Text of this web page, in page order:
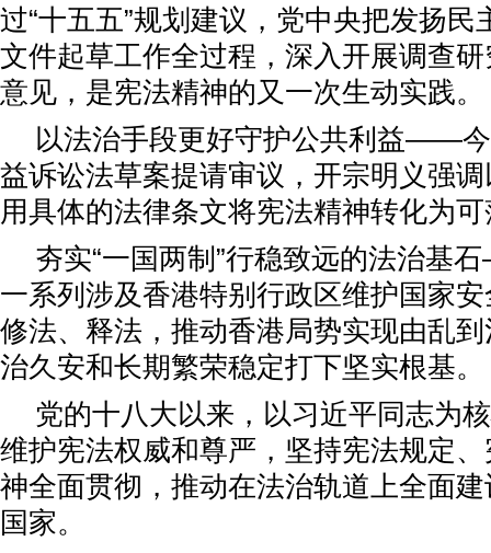
过“十五五”规划建议，党中央把发扬民
文件起草工作全过程，深入开展调查
意见，是宪法精神的又一次生动实践。
以法治手段更好守护公共利益——
益诉讼法草案提请审议，开宗明义强
用具体的法律条文将宪法精神转化为
夯实“一国两制”行稳致远的法治基
一系列涉及香港特别行政区维护国家
修法、释法，推动香港局势实现由乱
治久安和长期繁荣稳定打下坚实根基。
党的十八大以来，以习近平同志为
维护宪法权威和尊严，坚持宪法规定
神全面贯彻，推动在法治轨道上全面
国家。